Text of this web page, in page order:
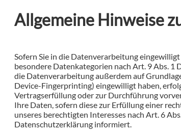
Allgemeine Hinweise
Sofern Sie in die Datenverarbeitung
besondere Datenkategorien nach Art. 9 Abs.
die Datenverarbeitung außerdem auf
Device-Fingerprinting) eingewilligt haben,
Vertragserfüllung oder zur Durchführung
Ihre Daten, sofern diese zur Erfüllung einer
unseres berechtigten Interesses nach Art. 6
Datenschutzerklärung informiert.